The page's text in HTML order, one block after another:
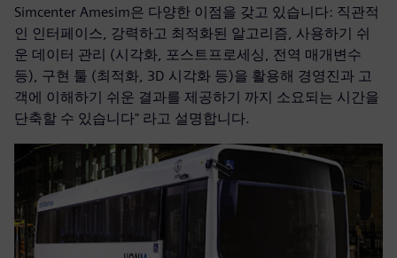
Simcenter Amesim은 다양한 이점을 갖고 있습니다: 직관적
인 인터페이스, 강력하고 최적화된 알고리즘, 사용하기 쉬
운 데이터 관리 (시각화, 포스트프로세싱, 전역 매개변수
등), 구현 툴 (최적화, 3D 시각화 등)을 활용해 경영진과 고
객에 이해하기 쉬운 결과를 제공하기 까지 소요되는 시간을
단축할 수 있습니다" 라고 설명합니다.